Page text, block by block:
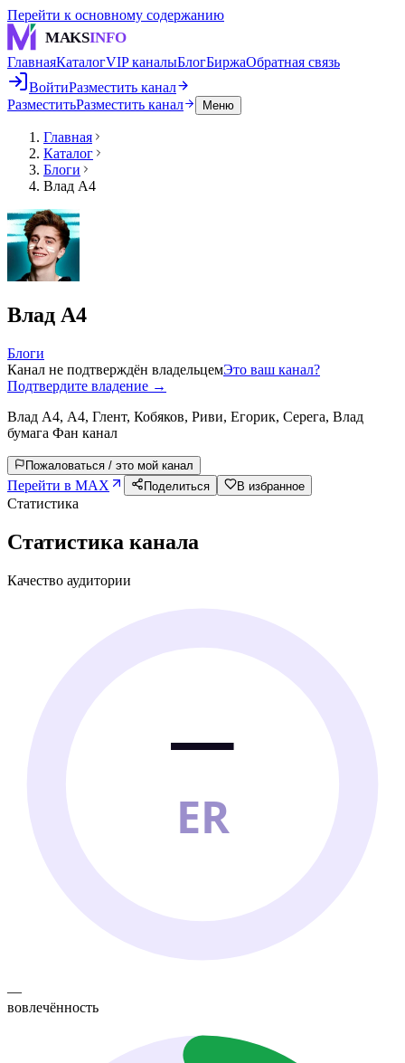
Перейти к основному содержанию
MAKSINFO
ГлавнаяКаталогVIP каналыБлогБиржаОбратная связь
ВойтиРазместить канал
РазместитьРазместить канал Меню
Главная
Каталог
Блоги
Влад А4
Влад А4
Блоги
Канал не подтверждён владельцемЭто ваш канал?
Подтвердите владение →
Влад А4, А4, Глент, Кобяков, Риви, Егорик, Серега, Влад
бумага Фан канал
Пожаловаться / это мой канал
Перейти в MAX Поделиться В избранное
Статистика
Статистика канала
Качество аудитории
—
ER
—
вовлечённость